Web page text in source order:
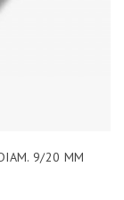
9/20 MM